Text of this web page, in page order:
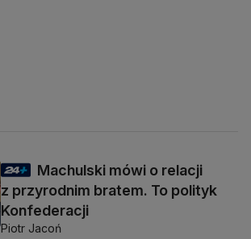
Machulski mówi o relacji
z przyrodnim bratem. To polityk
Konfederacji
Piotr Jacoń